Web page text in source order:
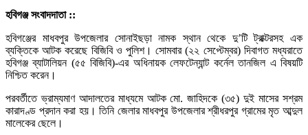
হবিগঞ্জ সংবাদদাতা ::
হবিগঞ্জের মাধবপুর উপজেলার সোনাইছড়া নামক স্থান থেকে দু’টি ট্রাক্টরসহ এক
ব্যক্তিকে আটক করেছে বিজিবি ও পুলিশ। সোমবার (২২ সেপ্টেম্বর) দিবাগত মধ্যরাতে
হবিগঞ্জ ব্যাটালিয়ন (৫৫ বিজিবি)-এর অধিনায়ক লেফটেন্যান্ট কর্নেল তানজিল এ বিষয়টি
নিশ্চিত করেন।
পরবর্তীতে ভ্রাম্যমাণ আদালতের মাধ্যমে আটক মো. জাহিদকে (৩৫) দুই মাসের সশ্রম
কারাদণ্ড প্রদান করা হয়। তিনি জেলার মাধবপুর উপজেলার শ্রীধরপুর গ্রামের মৃত আব্দুল
মালেকের ছেলে।